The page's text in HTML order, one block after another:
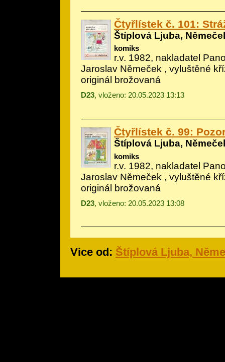
Čtyřlístek č. 101:
Štíplová Ljuba,
komiks
r.v. 1982, nakladatel
Jaroslav Němeček , vyluštěné
originál brožovaná
D23, vloženo: 20.05.2023 13:13
Čtyřlístek č. 99:
Štíplová Ljuba,
komiks
r.v. 1982, nakladatel
Jaroslav Němeček , vyluštěné
originál brožovaná
D23, vloženo: 20.05.2023 13:08
Vice od: Štíplová Ljuba,